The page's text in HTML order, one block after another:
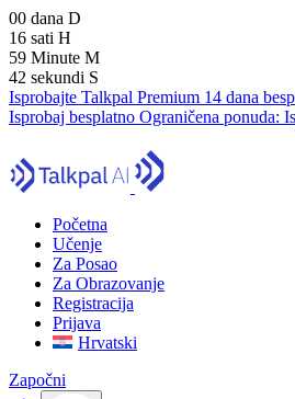
00 dana D
16 sati H
59 Minute M
41 sekundi S
Isprobajte Talkpal Premium 14 dana
Isprobaj besplatno Ograničena ponuda:
Početna
Učenje
Za Posao
Za Obrazovanje
Registracija
Prijava
Hrvatski
Započni